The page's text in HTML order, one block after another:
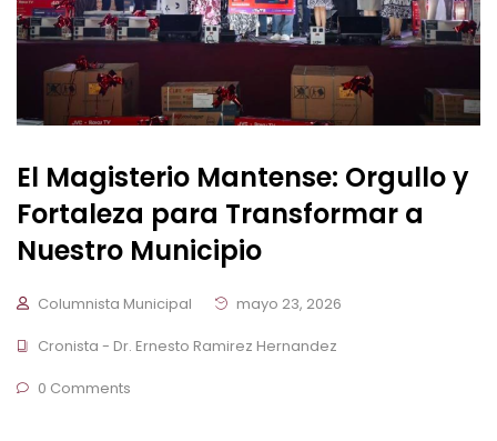
El Magisterio Mantense: Orgullo y
Fortaleza para Transformar a
Nuestro Municipio
Columnista Municipal
mayo 23, 2026
Cronista - Dr. Ernesto Ramirez Hernandez
0 Comments